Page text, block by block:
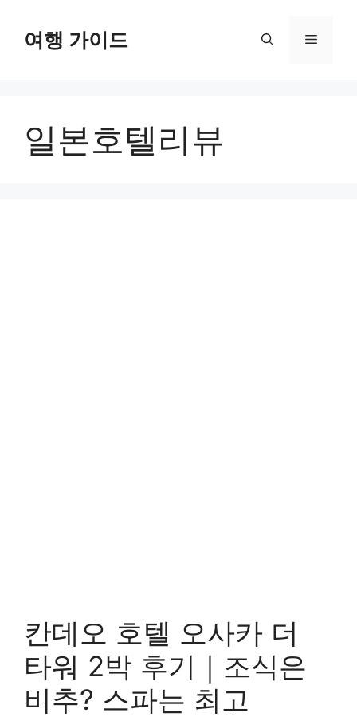
여행 가이드 메
일본호텔리뷰
칸데오 호텔 오사카 더
타워 2박 후기｜조식은
비추? 스파는 최고